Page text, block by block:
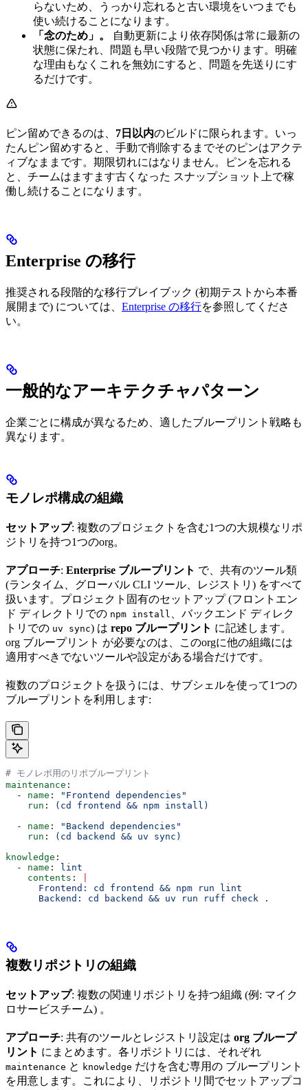
らないため、うっかり忘れると古い環境をいつまでも
使い続けることになります。
「念のため」。
自動更新により依存関係は常に最新の
状態に保たれ、問題も早い段階で見つかります。明確
な理由もなくこれを無効にすると、問題を先送りにす
るだけです。
ピン留めできるのは、 7日以内のビルドに限られます。いっ
たんピン留めすると、手動で削除するまでそのピンはアクテ
ィブなままです。期限切れにはなりません。ピンを忘れる
と、チームはますます古くなった スナップショット上で稼
働し続けることになります。
Enterprise の移行
推奨される段階的な移行プレイブック (初期テストから本番
展開まで) については、 Enterprise の移行を参照してくださ
い。
一般的なアーキテクチャパターン
企業ごとに構成が異なるため、適したブループリント戦略も
異なります。
モノレポ構成の組織
セットアップ: 複数のプロジェクトを含む1つの大規模なリポ
ジトリを持つ1つのorg。
アプローチ: Enterprise ブループリント で、共有のツール類
(ランタイム、グローバル CLI ツール、レジストリ) をすべて
扱います。プロジェクト固有のセットアップ (フロントエン
ド ディレクトリでの npm install
、バックエンド ディレク
トリでの uv sync) は repo ブループリント に記述します。
org ブループリント が必要なのは、このorgに他の組織には
適用すべきでないツールや設定がある場合だけです。
複数のプロジェクトを扱うには、サブシェルを使って1つの
ブループリントを利用します:
# モノレポ用のリポブループリント
maintenance :
  -
name :
"Frontend dependencies"
    run
:
(cd frontend && npm install)
  -
name :
"Backend dependencies"
    run
:
(cd backend && uv sync)
knowledge :
  -
name :
lint
    contents
:
      Frontend: cd frontend && npm run lint
      Backend: cd backend && uv run ruff check .
複数リポジトリの組織
セットアップ: 複数の関連リポジトリを持つ組織 (例: マイク
ロサービスチーム) 。
アプローチ: 共有のツールとレジストリ設定は org ブループ
リント にまとめます。各リポジトリには、それぞれ
maintenance と knowledge だけを含む専用の ブループリント
を用意します。これにより、リポジトリ間でセットアップコ